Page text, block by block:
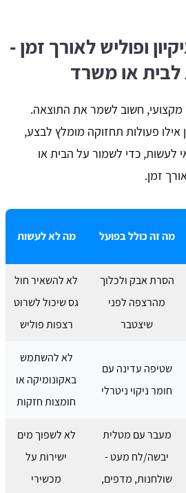
ופוליש לאורך זמן -
או משרד
מקצועי, חשוב לשמר את התוצאה.
פעולות תחזוקה מומלץ לבצע,
לעשות, כדי לשמור על הבית או
זמן.
מה זה כולל בפועל מה לא לעשות
הסרת אבק ולכלוך
מהרצפה לפני
שיצטבר
לא להשאיר חול
גס שיכול לשרוט
רצפות פוליש
שטיפה עדינה עם
חומר ניקוי ניטרלי
לא להשתמש
באקונומיקה או
חומצות חזקות
מעבר עם מטלית
יבשה/לח מעט -
שולחנות, מדפים,
לא לשפוך מים
ישירות על
מכשירי